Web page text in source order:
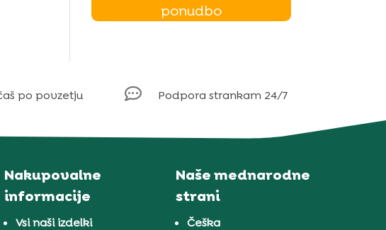
ponudbo
po povzetju  Podpora strankam 24/7
Nakupovalne
informacije
Vsi naši izdelki
Naše mednarodne
strani
Češka